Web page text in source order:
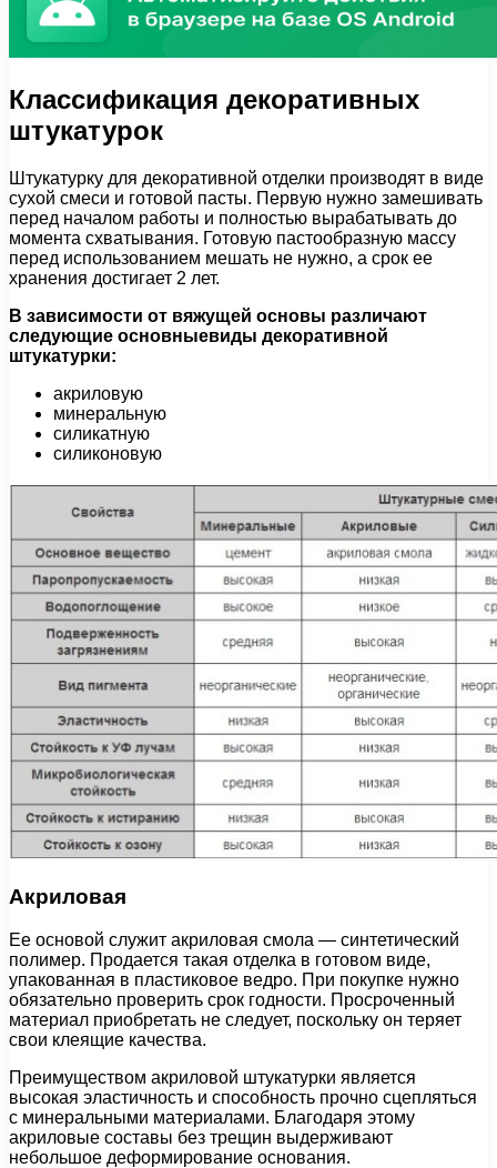
Классификация декоративных
штукатурок
Штукатурку для декоративной отделки производят в виде
сухой смеси и готовой пасты. Первую нужно замешивать
перед началом работы и полностью вырабатывать до
момента схватывания. Готовую пастообразную массу
перед использованием мешать не нужно, а срок ее
хранения достигает 2 лет.
В зависимости от вяжущей основы различают
следующие основныевиды декоративной
штукатурки:
акриловую
минеральную
силикатную
силиконовую
Акриловая
Ее основой служит акриловая смола — синтетический
полимер. Продается такая отделка в готовом виде,
упакованная в пластиковое ведро. При покупке нужно
обязательно проверить срок годности. Просроченный
материал приобретать не следует, поскольку он теряет
свои клеящие качества.
Преимуществом акриловой штукатурки является
высокая эластичность и способность прочно сцепляться
с минеральными материалами. Благодаря этому
акриловые составы без трещин выдерживают
небольшое деформирование основания.